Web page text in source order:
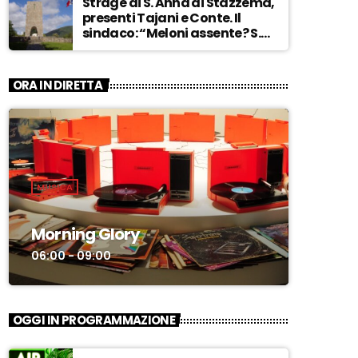
presenti Tajani e Conte. Il
sindaco: “Meloni assente? S.
Anna aperta tutto l’anno…” –
ORA IN DIRETTA
MUSICA
Morning Glory
06:00 - 09:00
OGGI IN PROGRAMMAZIONE